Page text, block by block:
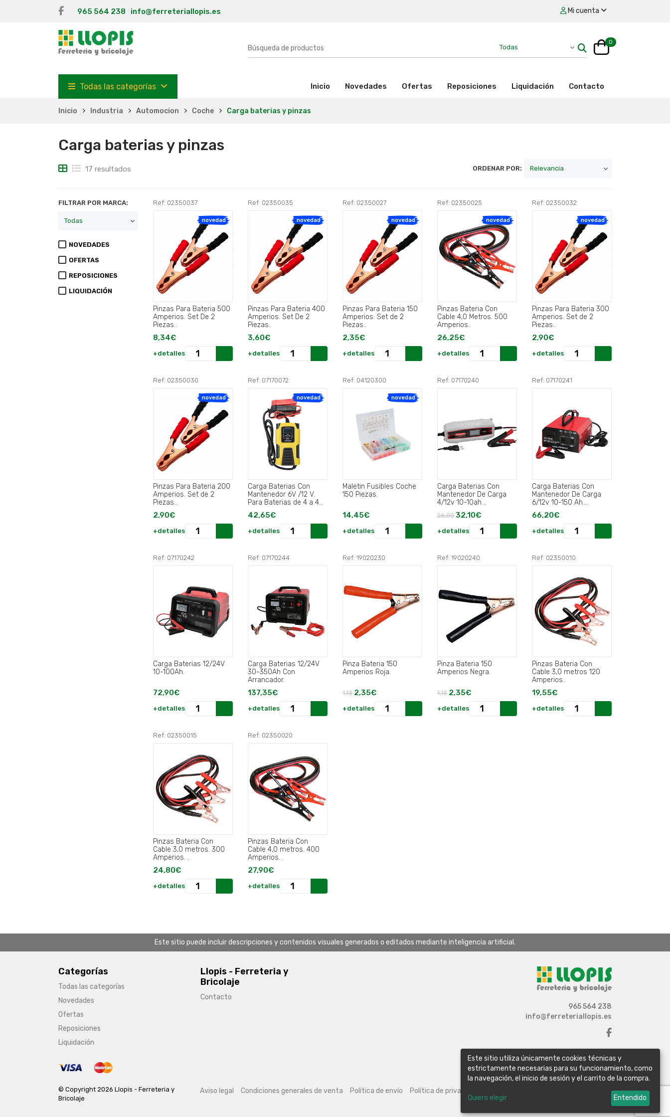
965 564 238 info@ferreteriallopis.es Mi cuenta
0
Todas las categorías Inicio (activo)Novedades Ofertas Reposiciones Liquidación Contacto
Inicio Industria Automocion Coche Carga baterias y pinzas
Carga baterias y pinzas
17 resultados ORDENAR POR:
FILTRAR POR MARCA:
NOVEDADES
OFERTAS
REPOSICIONES
LIQUIDACIÓN
Ref: 02350037
novedad
Pinzas Para Bateria 500
Amperios. Set De 2
Piezas..
8,34€
+detalles
Ref: 02350035
novedad
Pinzas Para Bateria 400
Amperios. Set De 2
Piezas..
3,60€
+detalles
Ref: 02350027
novedad
Pinzas Para Bateria 150
Amperios. Set de 2
Piezas..
2,35€
+detalles
Ref: 02350025
novedad
Pinzas Bateria Con
Cable 4,0 Metros. 500
Amperios..
26,25€
+detalles
Ref: 02350032
novedad
Pinzas Para Bateria 300
Amperios. Set de 2
Piezas..
2,90€
+detalles
Ref: 02350030
novedad
Pinzas Para Bateria 200
Amperios. Set de 2
Piezas..
2,90€
+detalles
Ref: 07170072
novedad
Carga Baterias Con
Mantenedor 6V /12 V.
Para Baterias de 4 a 40
Ah..
42,65€
+detalles
Ref: 04120300
novedad
Maletin Fusibles Coche
150 Piezas.
14,45€
+detalles
Ref: 07170240
Carga Baterias Con
Mantenedor De Carga
4/12v 10-10ah
Automatico.
26,00 32,10€
+detalles
Ref: 07170241
Carga Baterias Con
Mantenedor De Carga
6/12v 10-150 Ah
Automatico.
66,20€
+detalles
Ref: 07170242
Carga Baterias 12/24V
10-100Ah.
72,90€
+detalles
Ref: 07170244
Carga Baterias 12/24V
30-350Ah Con
Arrancador.
137,35€
+detalles
Ref: 19020230
Pinza Bateria 150
Amperios Roja.
1,13 2,35€
+detalles
Ref: 19020240
Pinza Bateria 150
Amperios Negra.
1,13 2,35€
+detalles
Ref: 02350010
Pinzas Bateria Con
Cable 3,0 metros 120
Amperios..
19,55€
+detalles
Ref: 02350015
Pinzas Bateria Con
Cable 3,0 metros. 300
Amperios. .
24,80€
+detalles
Ref: 02350020
Pinzas Bateria Con
Cable 4,0 metros. 400
Amperios. .
27,90€
+detalles
Este sitio puede incluir descripciones y contenidos visuales generados o editados mediante inteligencia artificial.
Categorías
Todas las categorías
Novedades
Ofertas
Reposiciones
Liquidación
Llopis - Ferreteria y
Bricolaje
Contacto
965 564 238
info@ferreteriallopis.es
© Copyright 2026 Llopis - Ferreteria y
Bricolaje
Aviso legal Condiciones generales de venta Política de envío Política de privacidad Configurar cookies
Este sitio utiliza únicamente cookies técnicas y
estrictamente necesarias para su funcionamiento, como
la navegación, el inicio de sesión y el carrito de la compra.
Quiero elegir Entendido